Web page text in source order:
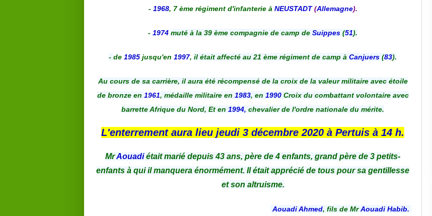
- 1968, 7 ème régiment d'infanterie à NEUSTADT(Allemagne).
- 1974 muté à la 39 ème compagnie de camp de Suippes (51).
- de 1985 jusqu'en 1997, il était affecté au 21 ème régiment de camp à Canjuers (83).
Au cours de sa carrière, il aura été récompensé de la croix de la valeur militaire avec étoile
de bronze en 1961, médaille militaire en 1983, en 1990Croix du combattant volontaire avec
barrette Afrique du Nord, Et en 1994, chevalier de l'ordre nationale du mérite.
L'enterrement aura lieu jeudi 3 décembre 2020 à Pertuis à 14 h.
MrAouadiétait marié depuis 43 ans, père de 4 enfants, grand père de 3 petits-
enfants à qui il manquera énormément. Il était apprécié de tous pour sa gentillesse
et son altruisme.
Aouadi Ahmed, fils de MrAouadi Habib.